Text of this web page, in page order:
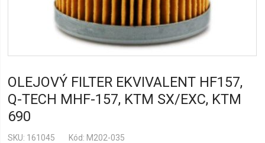
OLEJOVÝ FILTER EKVIVALENT HF157,
Q-TECH MHF-157, KTM SX/EXC, KTM
690
SKU 161045 Kód: M202-035